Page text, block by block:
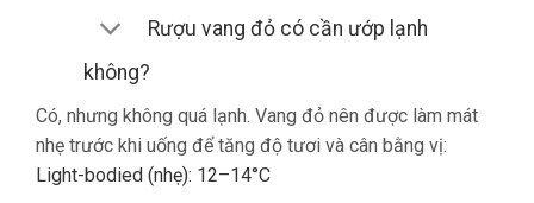
Rượu vang đỏ có cần ướp lạnh
không?
Có, nhưng không quá lạnh. Vang đỏ nên được làm mát
nhẹ trước khi uống để tăng độ tươi và cân bằng vị:
Light-bodied (nhẹ): 12–14°C